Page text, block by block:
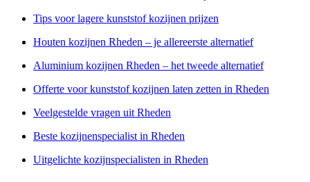
Tips voor lagere kunststof kozijnen prijzen
Houten kozijnen Rheden – je allereerste alternatief
Aluminium kozijnen Rheden – het tweede alternatief
Offerte voor kunststof kozijnen laten zetten in Rheden
Veelgestelde vragen uit Rheden
Beste kozijnenspecialist in Rheden
Uitgelichte kozijnspecialisten in Rheden